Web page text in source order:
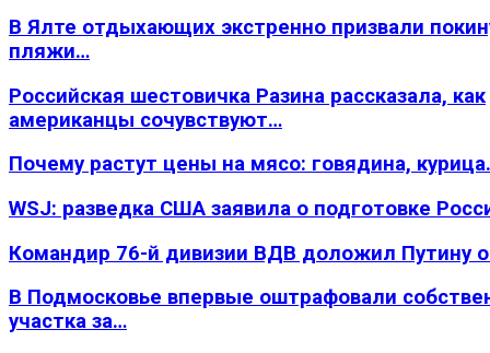
В Ялте отдыхающих экстренно призвали
пляжи…
Российская шестовичка Разина рассказала, как
американцы сочувствуют…
Почему растут цены на мясо: говядина,
WSJ: разведка США заявила о подготовке
Командир 76-й дивизии ВДВ доложил Путину
В Подмосковье впервые оштрафовали
участка за…